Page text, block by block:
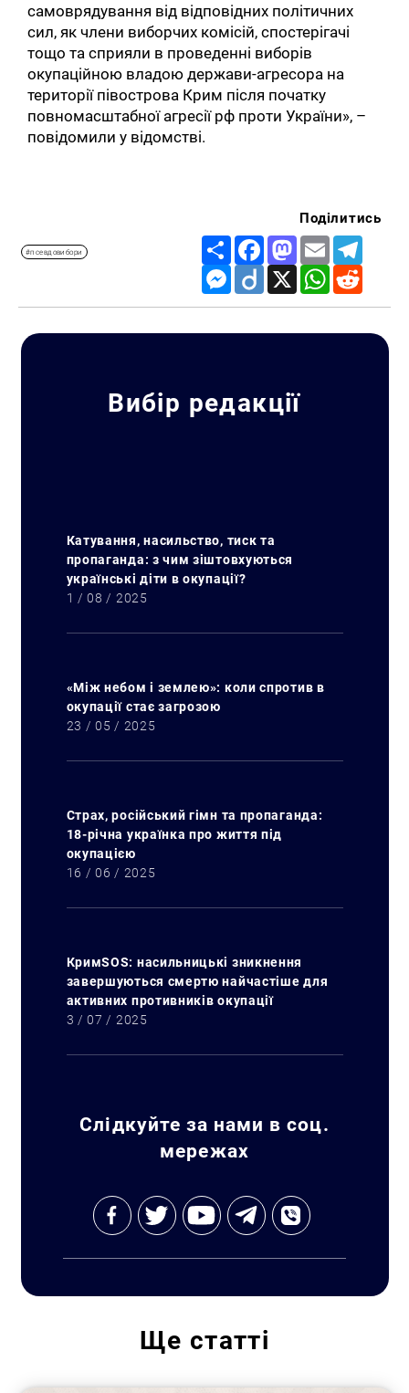
Пошук за запитом:
самоврядування від відповідних політичних
сил, як члени виборчих комісій, спостерігачі
тощо та сприяли в проведенні виборів
окупаційною владою держави-агресора на
території півострова Крим після початку
повномасштабної агресії рф проти України», –
повідомили у відомстві.
#псевдовибори
Поділитись
Share FacebookMastodon
Email
Messenger
Diigo X WhatsApp
Вибір редакції
Катування, насильство, тиск та
пропаганда: з чим зіштовхуються
українські діти в окупації?
1 / 08 / 2025
«Між небом і землею»: коли спротив в
окупації стає загрозою
23 / 05 / 2025
Страх, російський гімн та пропаганда:
18-річна українка про життя під
окупацією
16 / 06 / 2025
КримSOS: насильницькі зникнення
завершуються смертю найчастіше для
активних противників окупації
3 / 07 / 2025
Слідкуйте за нами в соц.
мережах
Ще статті